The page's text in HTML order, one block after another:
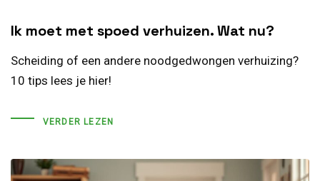
Ik moet met spoed verhuizen. Wat nu?
Scheiding of een andere noodgedwongen verhuizing?
10 tips lees je hier!
VERDER LEZEN